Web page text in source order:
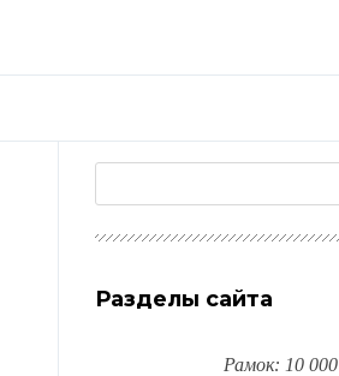
Разделы сайта
Рамок: 10 000